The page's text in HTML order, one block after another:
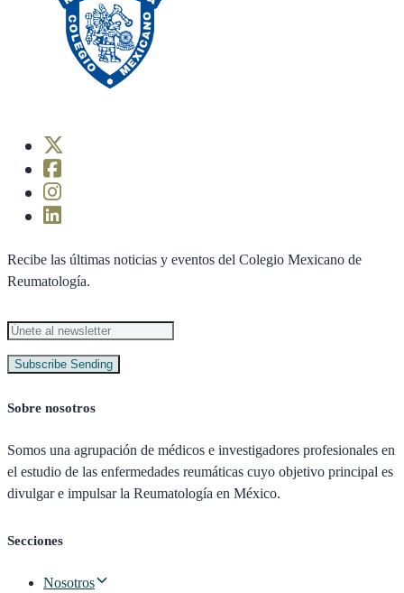
Recibe las últimas noticias y eventos del Colegio Mexicano de
Reumatología.
Subscribe Sending
Sobre nosotros
Somos una agrupación de médicos e investigadores profesionales en
el estudio de las enfermedades reumáticas cuyo objetivo principal es
divulgar e impulsar la Reumatología en México.
Secciones
Nosotros